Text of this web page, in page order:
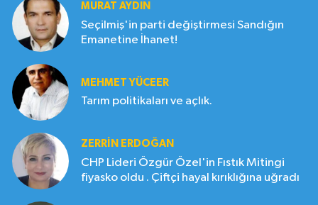
MURAT AYDIN
Seçilmiş'in parti değiştirmesi Sandığın
Emanetine İhanet!
MEHMET YÜCEER
Tarım politikaları ve açlık.
ZERRIN ERDOĞAN
CHP Lideri Özgür Özel'in Fıstık Mitingi
fiyasko oldu . Çiftçi hayal kırıklığına uğradı